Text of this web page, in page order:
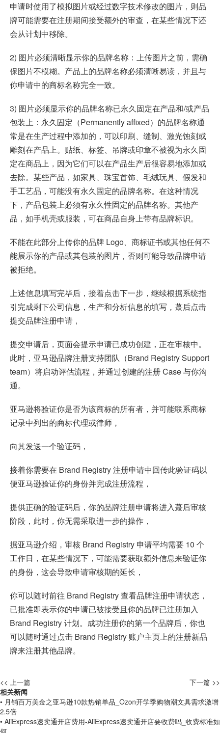
申请时使用了模拟图片或经过数字技术修改的图片，则品
牌可能需要在注册期间接受额外的审查，在某些情况下还
会从计划中移除。
2) 图片必须清晰显示你的品牌名称：上传图片之前，需确
保图片不模糊。产品上的品牌名称必须清晰易读，并且与
你申请中的商标名称完全一致。
3) 图片必须显示你的品牌名称已永久固定在产品和/或产品
包装上：永久固定（Permanently affixed）的品牌名称通
常是在生产过程中添加的，可以印刷、缝制、激光蚀刻或
雕刻在产品上。贴纸、标签、吊牌或印章不被视为永久固
定在商品上，因为它们可以在产品生产后很容易地添加或
去除。某些产品，如家具、珠宝首饰、毛绒玩具、假发和
手工艺品，可能没有永久固定的品牌名称。在这种情况
下，产品包装上必须有永久性固定的品牌名称。其他产
品，如手机壳或服装，可在商品自身上带有品牌标识。
不能在此部分上传你的品牌 Logo、商标证书或其他任何不
能展示你的产品或其包装的图片，否则可能导致品牌申请
被拒绝。
上述信息填写完毕后，接着点击下一步，继续根据系统指
引完成剩下公司信息，生产和分析信息的填写，蕞后点击
提交品牌注册申请，
提交申请后，页面会提示申请已成功创建，正在审核中。
此时，亚马逊品牌注册支持团队（Brand Registry Support
team）将启动评估流程，并通过创建的注册 Case 与你沟
通。
亚马逊将验证你是否为该商标的所有者，并可能联系商标
记录中列出的商标代理或律师，
向其发送一个验证码，
接着你需要在 Brand Registry 注册申请中回传此验证码以
便亚马逊验证你的身份并完成注册流程，
提供正确的验证码后，你的品牌注册申请将进入蕞后审核
阶段，此时，你无需采取进一步的操作，
据亚马逊介绍，审核 Brand Registry 申请平均需要 10 个
工作日，在某些情况下，可能需要获取额外信息来验证你
的身份，这会导致申请审核期的延长，
你可以随时前往 Brand Registry 查看品牌注册申请状态，
已批准即表示你的申请已被接受且你的品牌已注册加入
Brand Registry 计划。成功注册你的第一个品牌后，你也
可以随时通过点击 Brand Registry 账户主页上的注册新品
牌来注册其他品牌。
<< 上一篇
下一篇 >>
相关新闻
• 月销百万美金之亚马逊10款热销单品_Ozon开学季购物潮文具需求激增
2.5倍
• AliExpress速卖通开店费用-AliExpress速卖通开店要收费吗_收费标准如